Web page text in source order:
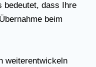
bedeutet, dass Ihre
beim
weiterentwickeln